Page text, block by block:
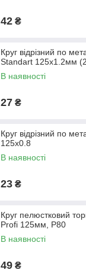
42 ₴
Круг відрізний по
Standart 125х1.2мм
В наявності
27 ₴
Круг відрізний по
125х0.8
В наявності
23 ₴
Круг пелюстковий
Profi 125мм, P80
В наявності
49 ₴